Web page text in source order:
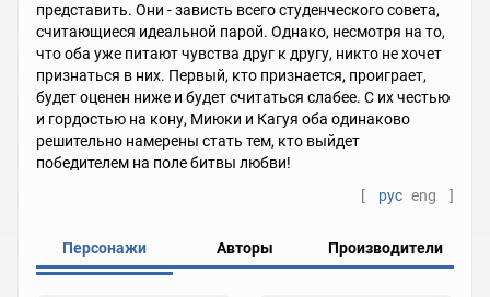
представить. Они - зависть всего студенческого совета,
считающиеся идеальной парой. Однако, несмотря на то,
что оба уже питают чувства друг к другу, никто не хочет
признаться в них. Первый, кто признается, проиграет,
будет оценен ниже и будет считаться слабее. С их честью
и гордостью на кону, Миюки и Кагуя оба одинаково
решительно намерены стать тем, кто выйдет
победителем на поле битвы любви!
[
рус eng ]
Персонажи Авторы Производители